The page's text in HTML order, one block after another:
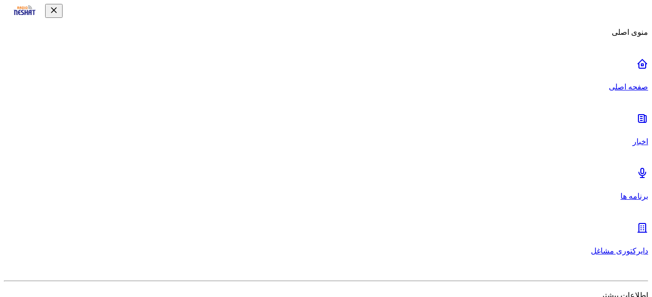
منوی اصلی
صفحه اصلی
اخبار
برنامه ها
دایرکتوری مشاغل
اطلاعات بیشتر